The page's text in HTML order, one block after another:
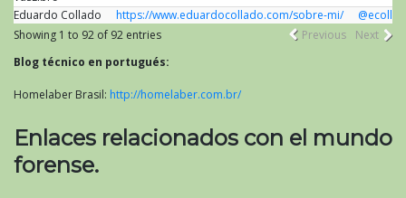
Eduardo Collado https://www.eduardocollado.com/sobre-mi/
Showing 1 to 92 of 92 entries
Previous
Next
Blog técnico en portugués:
Homelaber Brasil: http://homelaber.com.br/
Enlaces relacionados con el mundo
forense.